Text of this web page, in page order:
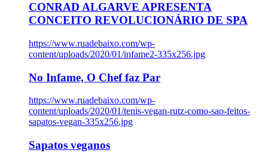
CONRAD ALGARVE APRESENTA
CONCEITO REVOLUCIONÁRIO DE SPA
https://www.ruadebaixo.com/wp-
content/uploads/2020/01/infame2-335x256.jpg
No Infame, O Chef faz Par
https://www.ruadebaixo.com/wp-
content/uploads/2020/01/tenis-vegan-rutz-como-sao-feitos-
sapatos-vegan-335x256.jpg
Sapatos veganos